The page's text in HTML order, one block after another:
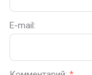
E-mail: